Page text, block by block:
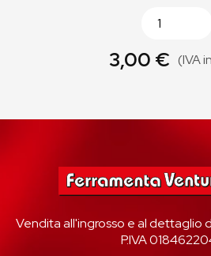
3,00 € (IVA
Vendita all'ingrosso e al dettaglio
P.IVA